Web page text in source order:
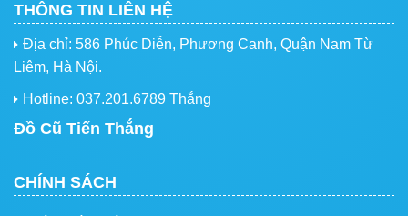
THÔNG TIN LIÊN HỆ
Địa chỉ: 586 Phúc Diễn, Phương Canh, Quận Nam Từ
Liêm, Hà Nội.
Hotline: 037.201.6789 Thắng
Đồ Cũ Tiến Thắng
CHÍNH SÁCH